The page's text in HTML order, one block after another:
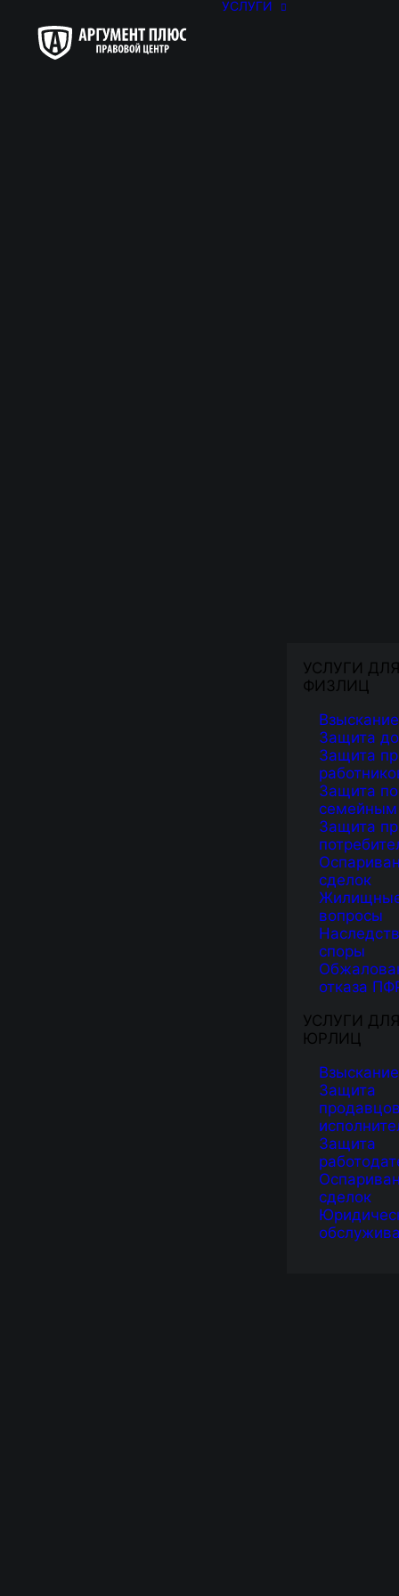
УСЛУГИ
УСЛУГИ ДЛЯ
ФИЗЛИЦ
Защита
Защита
Защита по
Защита
сделок
вопросы
споры
отказа
УСЛУГИ ДЛЯ
ЮРЛИЦ
Защита
Защита
сделок